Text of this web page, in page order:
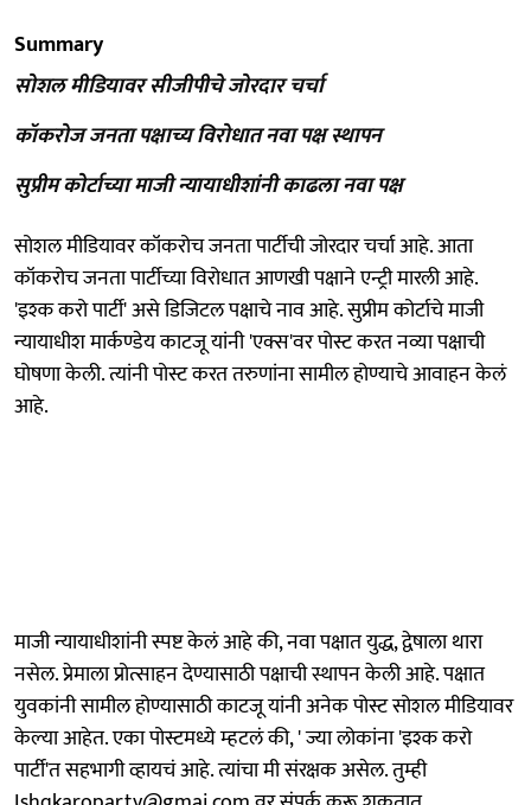
Summary
सोशल मीडियावर सीजीपीचे जोरदार चर्चा
कॉकरोज जनता पक्षाच्य विरोधात नवा पक्ष स्थापन
सुप्रीम कोर्टाच्या माजी न्यायाधीशांनी काढला नवा पक्ष
सोशल मीडियावर कॉकरोच जनता पार्टीची जोरदार चर्चा आहे. आता
कॉकरोच जनता पार्टीच्या विरोधात आणखी पक्षाने एन्ट्री मारली आहे.
'इश्क करो पार्टी' असे डिजिटल पक्षाचे नाव आहे. सुप्रीम कोर्टाचे माजी
न्यायाधीश मार्कण्डेय काटजू यांनी 'एक्स'वर पोस्ट करत नव्या पक्षाची
घोषणा केली. त्यांनी पोस्ट करत तरुणांना सामील होण्याचे आवाहन केलं
आहे.
माजी न्यायाधीशांनी स्पष्ट केलं आहे की, नवा पक्षात युद्ध, द्वेषाला थारा
नसेल. प्रेमाला प्रोत्साहन देण्यासाठी पक्षाची स्थापन केली आहे. पक्षात
युवकांनी सामील होण्यासाठी काटजू यांनी अनेक पोस्ट सोशल मीडियावर
केल्या आहेत. एका पोस्टमध्ये म्हटलं की, ' ज्या लोकांना 'इश्क करो
पार्टी'त सहभागी व्हायचं आहे. त्यांचा मी संरक्षक असेल. तुम्ही